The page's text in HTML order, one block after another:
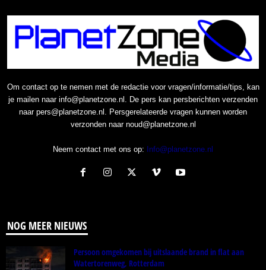
Om contact op te nemen met de redactie voor vragen/informatie/tips, kan
je mailen naar info@planetzone.nl. De pers kan persberichten verzenden
naar pers@planetzone.nl. Persgerelateerde vragen kunnen worden
verzonden naar noud@planetzone.nl
Neem contact met ons op: Info@planetzone.nl
NOG MEER NIEUWS
Persoon omgekomen bij uitslaande brand in flat aan
Watertorenweg, Rotterdam